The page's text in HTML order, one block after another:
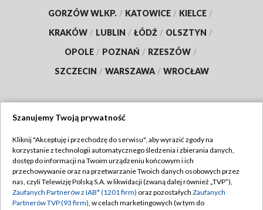
GORZÓW WLKP. / KATOWICE / KIELCE /
KRAKÓW / LUBLIN / ŁÓDŹ / OLSZTYN /
OPOLE / POZNAŃ / RZESZÓW /
SZCZECIN / WARSZAWA / WROCŁAW
TVP
Abonament TVP
Emisja w TVP
Regulamin TVP
Polityka prywatności
Szanujemy Twoją prywatność
Kliknij "Akceptuję i przechodzę do serwisu", aby wyrazić zgody na
korzystanie z technologii automatycznego śledzenia i zbierania danych,
dostęp do informacji na Twoim urządzeniu końcowym i ich
przechowywanie oraz na przetwarzanie Twoich danych osobowych przez
nas, czyli Telewizję Polską S.A. w likwidacji (zwaną dalej również „TVP”),
Zaufanych Partnerów z IAB* (1201 firm) oraz pozostałych Zaufanych
Partnerów TVP (93 firm), w celach marketingowych (w tym do